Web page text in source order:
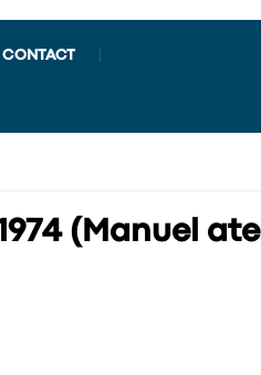
CONTACT
(Manuel